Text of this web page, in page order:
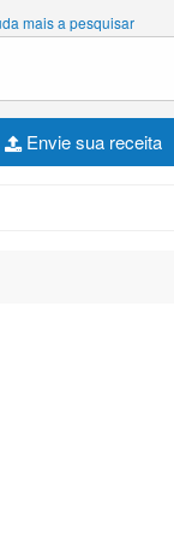
mais a pesquisar
Envie sua receita